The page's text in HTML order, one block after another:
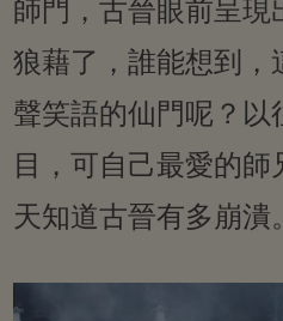
師門，古晉眼前呈現
狼藉了，誰能想到，
聲笑語的仙門呢？以
目，可自己最愛的師
天知道古晉有多崩潰。